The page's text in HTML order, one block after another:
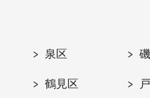
泉区
鶴見区